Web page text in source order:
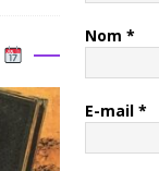
Nom *
E-mail *